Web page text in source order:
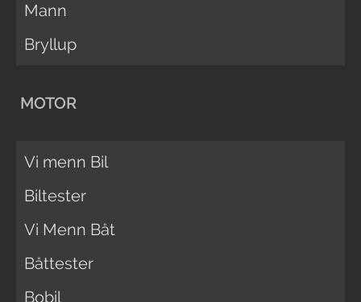
Mann
Bryllup
MOTOR
Vi menn Bil
Biltester
Vi Menn Båt
Båttester
Bobil